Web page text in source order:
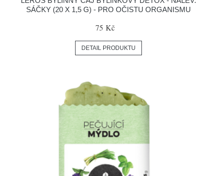
SÁČKY (20 X 1,5 G) - PRO OČISTU ORGANISMU
75 Kč
DETAIL PRODUKTU